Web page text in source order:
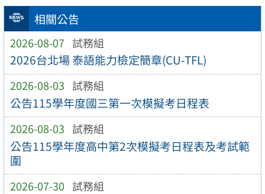
相關公告
2026-08-07 試務組
2026台北場 泰語能力檢定簡章(CU-TFL)
2026-08-03 試務組
公告115學年度國三第一次模擬考日程表
2026-08-03 試務組
公告115學年度高中第2次模擬考日程表及考試範
圍
2026-07-30 試務組